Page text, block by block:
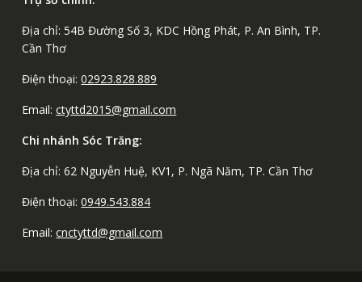
Địa chỉ: 54B Đường Số 3, KDC Hồng Phát, P. An Bình, TP.
Cần Thơ
Điện thoại:02923.828.889
Email:ctyttd2015@gmail.com
Chi nhánh Sóc Trăng:
Địa chỉ: 62 Nguyễn Huệ, KV1, P. Ngã Năm, TP. Cần Thơ
Điện thoại:0949.543.884
Email:cnctyttd@gmail.com